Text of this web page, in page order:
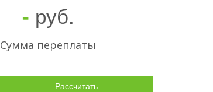
- руб.
Сумма переплаты
Рассчитать